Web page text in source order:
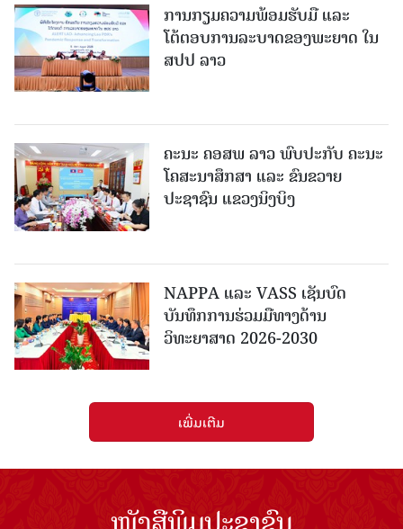
ການກຽມຄວາມພ້ອມຮັບມື ແລະ
ໂຕ້ຕອບການລະບາດຂອງພະຍາດ ໃນ
ສປປ ລາວ
ຄະນະ ຄອສພ ລາວ ພົບປະກັບ ຄະນະ
ໂຄສະນາສຶກສາ ແລະ ຂົນຂວາຍ
ປະຊາຊົນ ແຂວງນິງບິງ
NAPPA ແລະ VASS ເຊັນບົດ
ບັນທຶກການຮ່ວມມືທາງດ້ານ
ວິທະຍາສາດ 2026-2030
ເພີ່ມເຕີມ